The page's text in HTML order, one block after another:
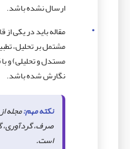
ارسال نشده باشد.
مقاله باید در یکی
مشتمل بر تحلیل،
مستدل و تحلیلی) و
نگارش شده باشد.
نکته مهم:مجله
صرف، گردآوری،
است.